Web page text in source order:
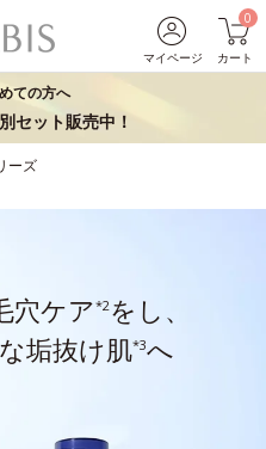
マイページ
0
カート
ての方へ
セット販売中！
ーズ
穴ケア*2をし、
垢抜け肌*3へ